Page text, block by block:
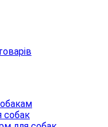
собак